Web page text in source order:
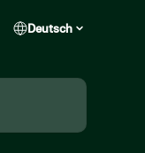
Deutsch